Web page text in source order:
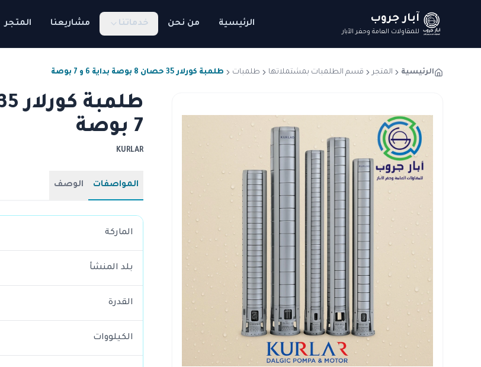
آبار جروب
للمقاولات العامة وحفر الآبار
الرئيسية من نحن خدماتنا مشاريعنا المتجر
الرئيسية المتجر قسم الطلمبات بمشتملاتها طلمبات طلمبة كورلار 35 حصان 8 بوصة بداية 6 و 7 بوصة
7 بوصة
KURLAR
المواصفات الوصف
الماركة
بلد المنشأ
القدرة
الكيلووات